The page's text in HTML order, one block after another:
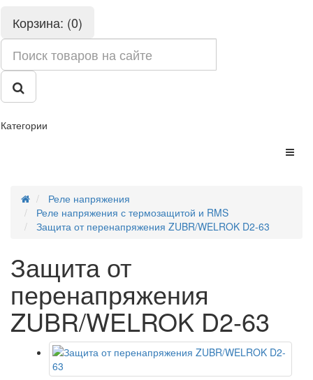
Корзина: (0)
Категории
Реле напряжения
Реле напряжения с термозащитой и RMS
Защита от перенапряжения ZUBR/WELROK D2-63
Защита от
перенапряжения
ZUBR/WELROK D2-63